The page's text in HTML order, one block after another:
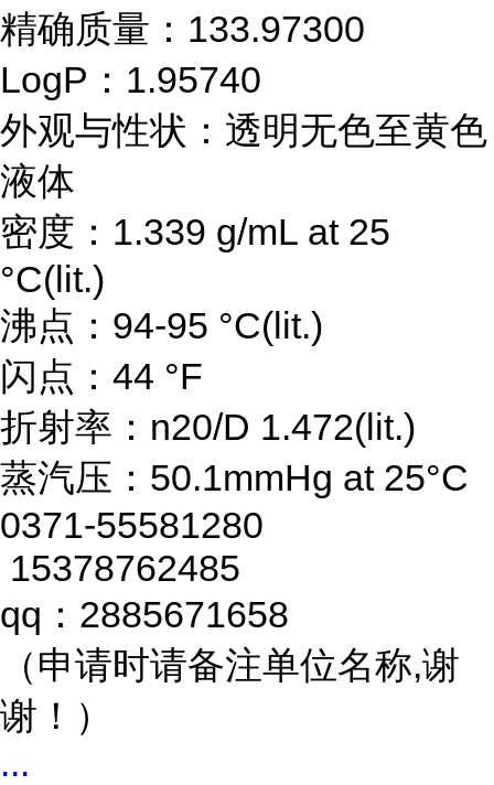
精确质量：133.97300
LogP：1.95740
外观与性状：透明无色至黄色
液体
密度：1.339 g/mL at 25
°C(lit.)
沸点：94-95 °C(lit.)
闪点：44 °F
折射率：n20/D 1.472(lit.)
蒸汽压：50.1mmHg at 25°C
0371-55581280
15378762485
qq：2885671658
（申请时请备注单位名称,谢
谢！）
...